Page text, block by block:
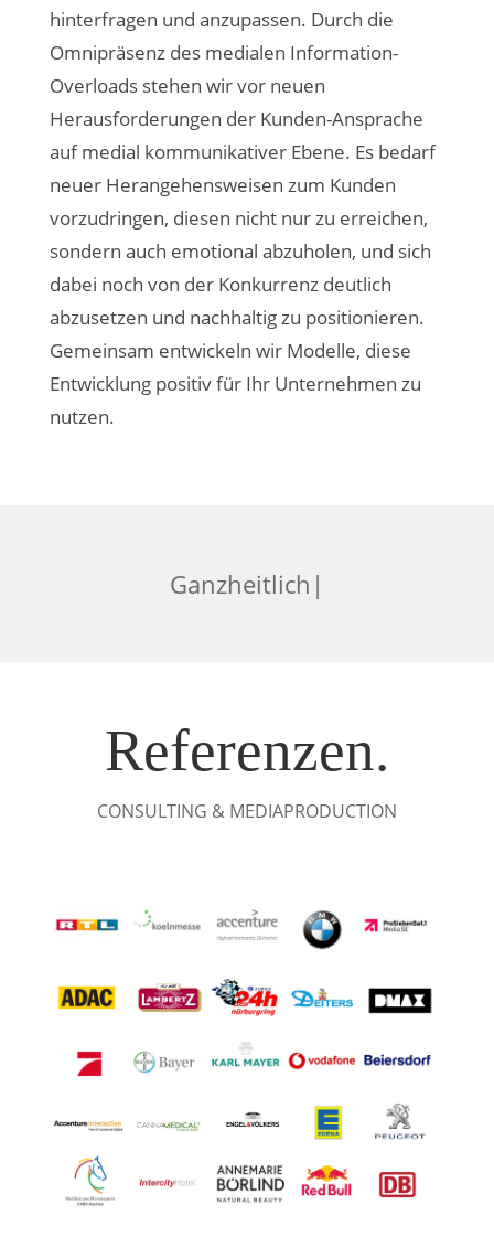
hinterfragen und anzupassen. Durch die
Omnipräsenz des medialen Information-
Overloads stehen wir vor neuen
Herausforderungen der Kunden-Ansprache
auf medial kommunikativer Ebene. Es bedarf
neuer Herangehensweisen zum Kunden
vorzudringen, diesen nicht nur zu erreichen,
sondern auch emotional abzuholen, und sich
dabei noch von der Konkurrenz deutlich
abzusetzen und nachhaltig zu positionieren.
Gemeinsam entwickeln wir Modelle, diese
Entwicklung positiv für Ihr Unternehmen zu
nutzen.
Ganzheitli|
Referenzen.
CONSULTING & MEDIAPRODUCTION